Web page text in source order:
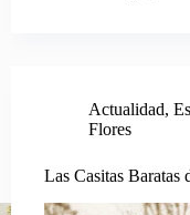
Actualidad,
Flores
Las Casitas Baratas